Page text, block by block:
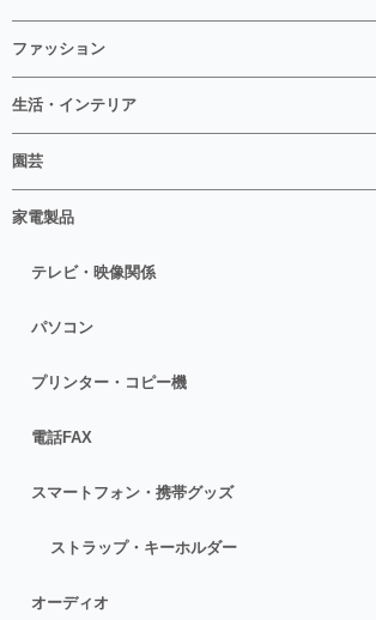
ファッション
生活・インテリア
園芸
家電製品
テレビ・映像関係
パソコン
プリンター・コピー機
電話FAX
スマートフォン・携帯グッズ
ストラップ・キーホルダー
オーディオ